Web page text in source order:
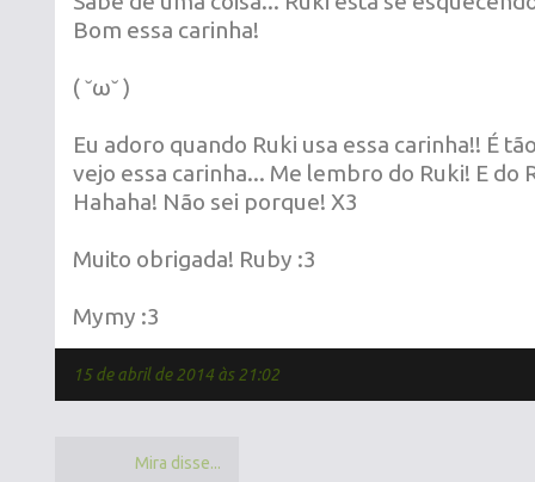
Bom essa carinha!
( ˘ω˘ )
Eu adoro quando Ruki usa essa carinha!! É
vejo essa carinha... Me lembro do Ruki! E do
Hahaha! Não sei porque! X3
Muito obrigada! Ruby :3
Mymy :3
15 de abril de 2014 às 21:02
Mira disse...